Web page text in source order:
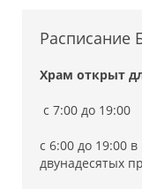
Расписание
Храм открыт
c 7:00 до 19:00
с 6:00 до 19:00
двунадесятых